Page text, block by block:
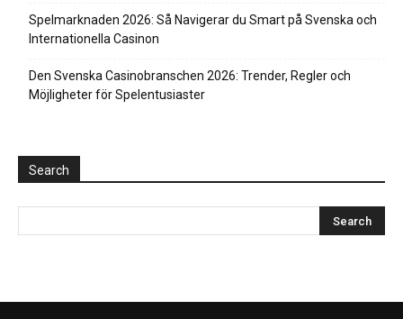
Spelmarknaden 2026: Så Navigerar du Smart på Svenska och
Internationella Casinon
Den Svenska Casinobranschen 2026: Trender, Regler och
Möjligheter för Spelentusiaster
Search